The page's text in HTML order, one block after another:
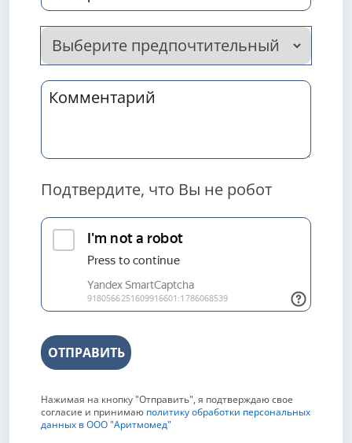
Подтвердите, что Вы не робот
ОТПРАВИТЬ
Нажимая на кнопку "Отправить", я подтверждаю свое
согласие и принимаю политику обработки персональных
данных в ООО "Аритмомед"